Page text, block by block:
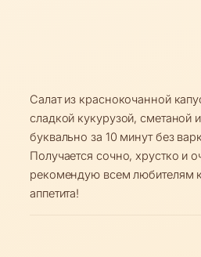
Салат из краснокочанной
сладкой кукурузой, сметаной
буквально за 10 минут без
Получается сочно, хрустко и
рекомендую всем любителям
аппетита!